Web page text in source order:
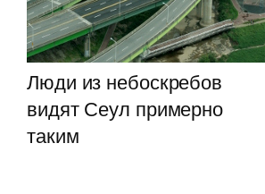
Люди из небоскребов
видят Сеул примерно
таким